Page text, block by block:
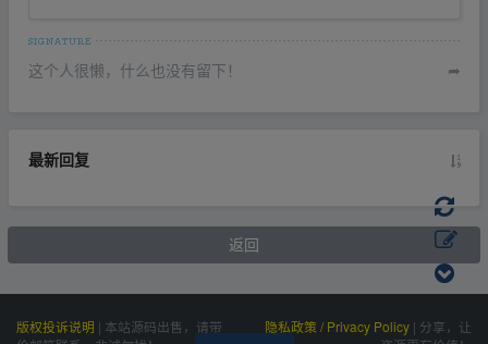
这个人很懒，什么也没有留下！ ➦
最新回复
返回
版权投诉说明 | 本站源码出售，请带
隐私政策 / Privacy Policy | 分享，让